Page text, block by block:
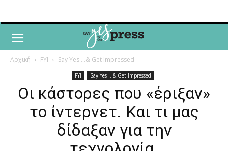
Αρχική FYI Say Yes ...& Get Impressed
FYI Say Yes ...& Get Impressed
Οι κάστορες που «έριξαν»
το ίντερνετ. Και τι μας
δίδαξαν για την